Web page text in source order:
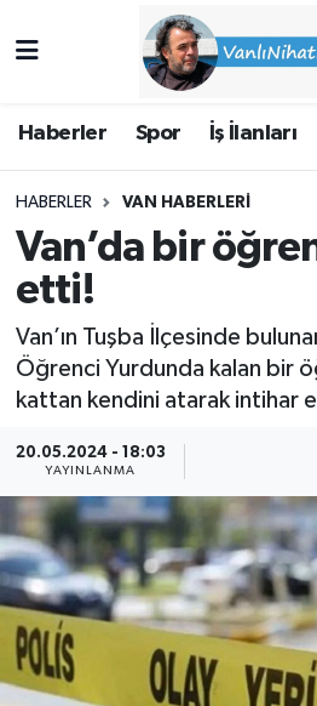
Haberler Spor İş İlanları
HABERLER VAN HABERLERI
Van’da bir
etti!
Van’ın Tuşba İlçesinde
Öğrenci Yurdunda kalan bir
kattan kendini atarak intihar
20.05.2024 - 18:03
YAYINLANMA
Van Rehberi
Etkinlikler
Köşe Yazıları
Hakkımda
İpekyolu Nöbetçi
Süper Lig Puan Durumu ve
Tüm Manşetler
Son Dakika Haberleri
Haber Arşivi